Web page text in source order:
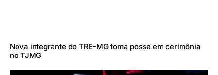
Nova integrante do TRE-MG toma posse em cerimônia
no TJMG